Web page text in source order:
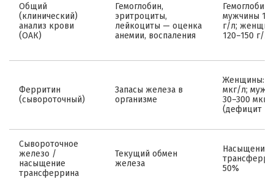
Общий
(клинический)
анализ крови
(ОАК)
Гемоглобин,
эритроциты,
лейкоциты — оценка
анемии, воспаления
Гемоглобин:
мужчины
г/л;
120–150 г/л
Ферритин
(сывороточный)
Запасы железа в
организме
Женщины:
мкг/л;
30–300 мкг/
(дефицит
Сывороточное
железо /
насыщение
трансферрина
Текущий обмен
железа
Насыщение
50%